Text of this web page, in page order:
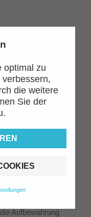
optimal zu
die weitere
Sie der 1-
Geschmack
Electric,
Aufbewahrung